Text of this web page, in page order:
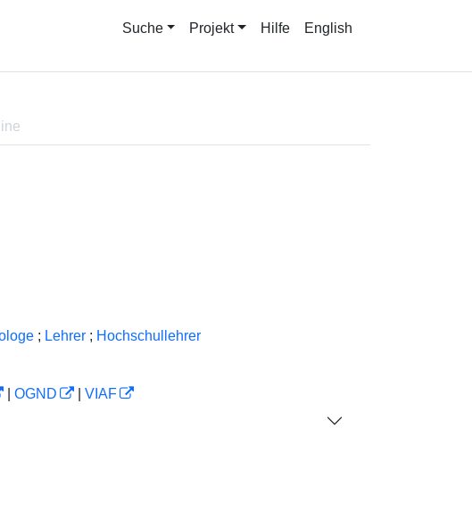
Suche Projekt Hilfe English
; Lehrer ; Hochschullehrer
OGND
VIAF